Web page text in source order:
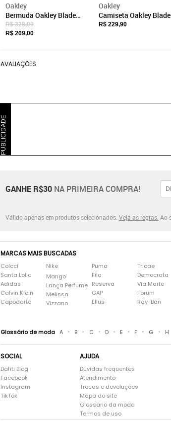
Oakley
Bermuda Oakley Blade
Hybrid Action Shorts II
SM23 Blackout
R$ 328,00
R$ 209,00
Oakley
Camiseta Oakley Blade
Surf Evolution Tee
R$ 229,90
AVALIAÇÕES
PUBLICIDADE
GANHE R$30 NA PRIMEIRA COMPRA!
Válido apenas em produtos selecionados. Veja as regras. Ao
MARCAS MAIS BUSCADAS
Colcci
Santa Lolla
Adidas
Calvin Klein
Capodarte
Nike
Mango
Lança Perfume
Melissa
Vizzano
Puma
Fila
Reserva
GAP
Ellus
Tricae
Democrata
Via Marte
Forum
Ray-Ban
Glossário de moda A • B • C • D • E • F • G • H
SOCIAL
Dafiti Blog
Facebook
Instagram
TikTok
AJUDA
Dúvidas frequentes
Atendimento
Trocas e devoluções
Mapa do site
Glossário da moda
Termos de uso